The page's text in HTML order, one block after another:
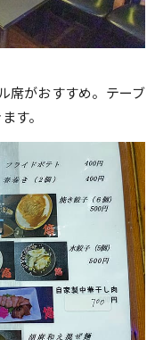
席がおすすめ。テーブ
す。